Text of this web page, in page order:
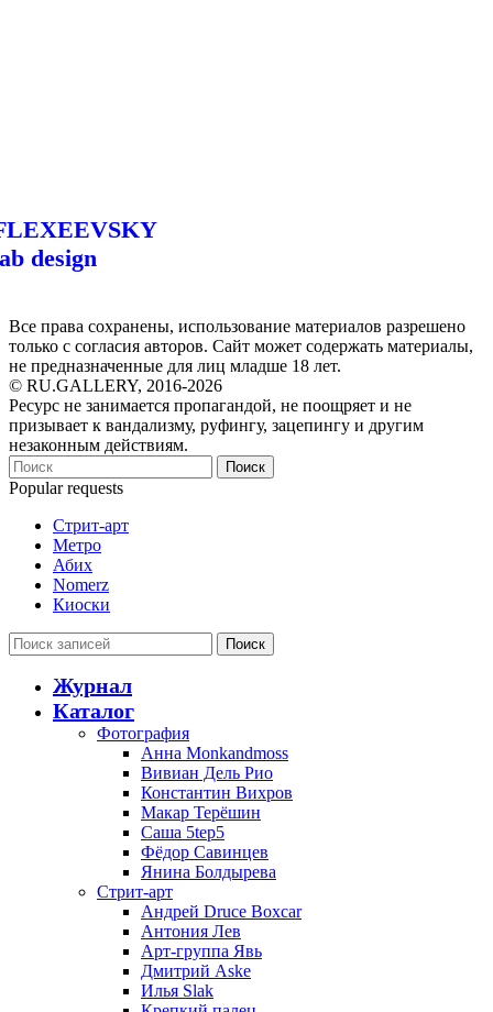
design
Все права сохранены, использование материалов разрешено
только с согласия авторов. Сайт может содержать материалы,
не предназначенные для лиц младше 18 лет.
© RU.GALLERY, 2016-2026
Ресурс не занимается пропагандой, не поощряет и не
призывает к вандализму, руфингу, зацепингу и другим
незаконным действиям.
Поиск
Popular requests
Стрит-арт
Метро
Абих
Nomerz
Киоски
Поиск
Журнал
Каталог
Фотография
Анна Monkandmoss
Вивиан Дель Рио
Константин Вихров
Макар Терёшин
Саша 5tep5
Фёдор Савинцев
Янина Болдырева
Стрит-арт
Андрей Druce Boxcar
Антония Лев
Арт-группа Явь
Дмитрий Aske
Илья Slak